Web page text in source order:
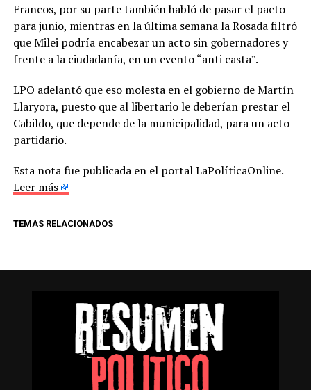
Francos, por su parte también habló de pasar el pacto
para junio, mientras en la última semana la Rosada filtró
que Milei podría encabezar un acto sin gobernadores y
frente a la ciudadanía, en un evento “anti casta”.
LPO adelantó que eso molesta en el gobierno de Martín
Llaryora, puesto que al libertario le deberían prestar el
Cabildo, que depende de la municipalidad, para un acto
partidario.
Esta nota fue publicada en el portal LaPolíticaOnline.
Leer más
TEMAS RELACIONADOS